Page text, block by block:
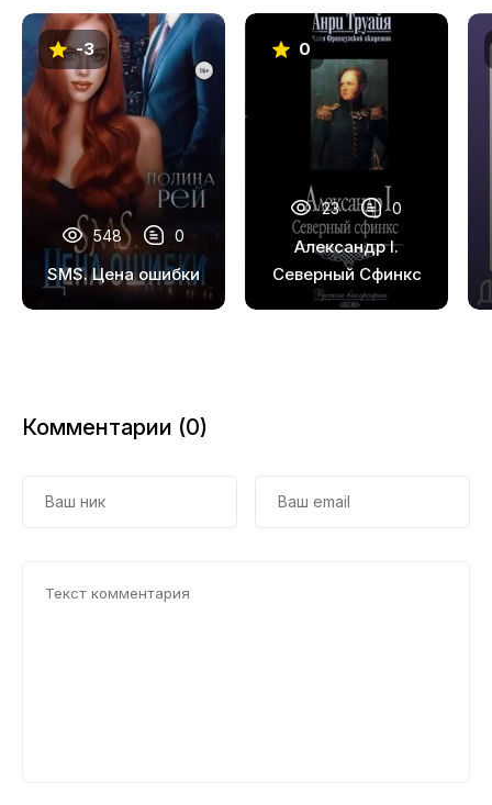
-3
548 0
SMS. Цена ошибки
0
23 0
Александр I.
Северный Сфинкс
Комментарии (0)